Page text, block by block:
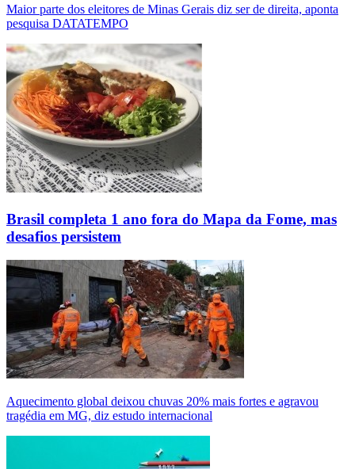
Maior parte dos eleitores de Minas Gerais diz ser de direita, aponta
pesquisa DATATEMPO
Brasil completa 1 ano fora do Mapa da Fome, mas
desafios persistem
Aquecimento global deixou chuvas 20% mais fortes e agravou
tragédia em MG, diz estudo internacional